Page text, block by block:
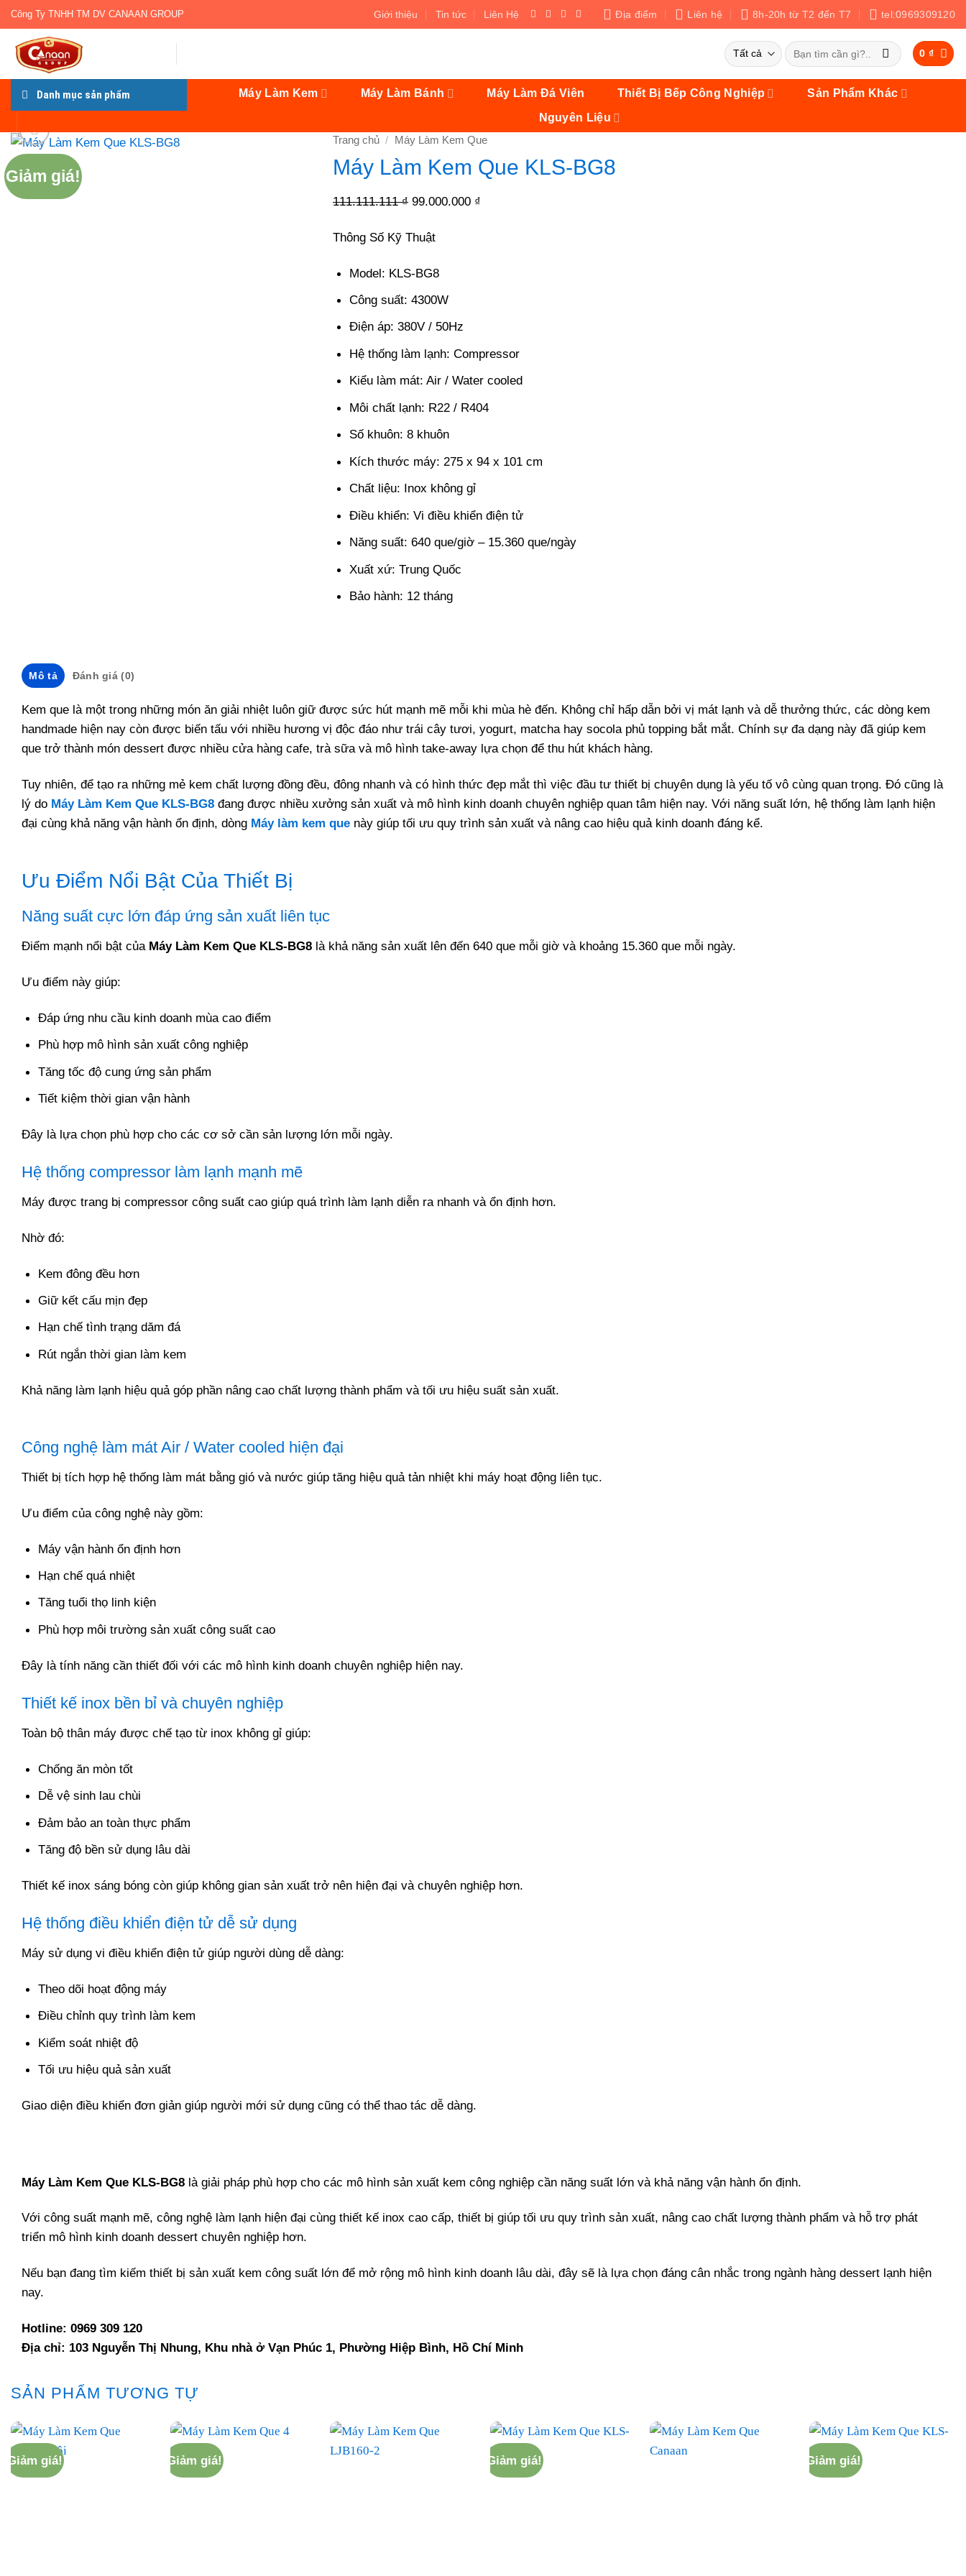
Bỏ
qua
dung
Công Ty TNHH TM DV CANAAN GROUP Giới thiệu Tin tức Liên Hệ Địa điểm Liên hệ 8h-20h từ T2 đến T7 tel:0969309120
Tìm
kiếm:
0₫
Danh mục sản phẩm Máy Làm Kem Máy Làm Bánh Máy Làm Đá Viên Thiết Bị Bếp Công Nghiệp
Sản Phẩm Khác
Nguyên Liệu
Giảm giá!
Trang chủ / Máy Làm Kem Que
Máy Làm Kem Que KLS-BG8
111.111.111₫ Giá
là:
99.000.000 ₫
Thông Số Kỹ Thuật
Model: KLS-BG8
Công suất: 4300W
Điện áp: 380V / 50Hz
Hệ thống làm lạnh: Compressor
Kiểu làm mát: Air / Water cooled
Môi chất lạnh: R22 / R404
Số khuôn: 8 khuôn
Kích thước máy: 275 x 94 x 101 cm
Chất liệu: Inox không gỉ
Điều khiển: Vi điều khiển điện tử
Năng suất: 640 que/giờ – 15.360 que/ngày
Xuất xứ: Trung Quốc
Bảo hành: 12 tháng
Mô tả Đánh giá (0)
Kem que là một trong những món ăn giải nhiệt luôn giữ được sức hút mạnh mẽ mỗi khi mùa hè đến. Không chỉ hấp dẫn bởi vị mát lạnh và dễ thưởng thức, các dòng kem
handmade hiện nay còn được biến tấu với nhiều hương vị độc đáo như trái cây tươi, yogurt, matcha hay socola phủ topping bắt mắt. Chính sự đa dạng này đã giúp kem
que trở thành món dessert được nhiều cửa hàng cafe, trà sữa và mô hình take-away lựa chọn để thu hút khách hàng.
Tuy nhiên, để tạo ra những mẻ kem chất lượng đồng đều, đông nhanh và có hình thức đẹp mắt thì việc đầu tư thiết bị chuyên dụng là yếu tố vô cùng quan trọng. Đó cũng là
lý do Máy Làm Kem Que KLS-BG8 đang được nhiều xưởng sản xuất và mô hình kinh doanh chuyên nghiệp quan tâm hiện nay. Với năng suất lớn, hệ thống làm lạnh hiện
đại cùng khả năng vận hành ổn định, dòng Máy làm kem que này giúp tối ưu quy trình sản xuất và nâng cao hiệu quả kinh doanh đáng kể.
Ưu Điểm Nổi Bật Của Thiết Bị
Năng suất cực lớn đáp ứng sản xuất liên tục
Điểm mạnh nổi bật của Máy Làm Kem Que KLS-BG8 là khả năng sản xuất lên đến 640 que mỗi giờ và khoảng 15.360 que mỗi ngày.
Ưu điểm này giúp:
Đáp ứng nhu cầu kinh doanh mùa cao điểm
Phù hợp mô hình sản xuất công nghiệp
Tăng tốc độ cung ứng sản phẩm
Tiết kiệm thời gian vận hành
Đây là lựa chọn phù hợp cho các cơ sở cần sản lượng lớn mỗi ngày.
Hệ thống compressor làm lạnh mạnh mẽ
Máy được trang bị compressor công suất cao giúp quá trình làm lạnh diễn ra nhanh và ổn định hơn.
Nhờ đó:
Kem đông đều hơn
Giữ kết cấu mịn đẹp
Hạn chế tình trạng dăm đá
Rút ngắn thời gian làm kem
Khả năng làm lạnh hiệu quả góp phần nâng cao chất lượng thành phẩm và tối ưu hiệu suất sản xuất.
Công nghệ làm mát Air / Water cooled hiện đại
Thiết bị tích hợp hệ thống làm mát bằng gió và nước giúp tăng hiệu quả tản nhiệt khi máy hoạt động liên tục.
Ưu điểm của công nghệ này gồm:
Máy vận hành ổn định hơn
Hạn chế quá nhiệt
Tăng tuổi thọ linh kiện
Phù hợp môi trường sản xuất công suất cao
Đây là tính năng cần thiết đối với các mô hình kinh doanh chuyên nghiệp hiện nay.
Thiết kế inox bền bỉ và chuyên nghiệp
Toàn bộ thân máy được chế tạo từ inox không gỉ giúp:
Chống ăn mòn tốt
Dễ vệ sinh lau chùi
Đảm bảo an toàn thực phẩm
Tăng độ bền sử dụng lâu dài
Thiết kế inox sáng bóng còn giúp không gian sản xuất trở nên hiện đại và chuyên nghiệp hơn.
Hệ thống điều khiển điện tử dễ sử dụng
Máy sử dụng vi điều khiển điện tử giúp người dùng dễ dàng:
Theo dõi hoạt động máy
Điều chỉnh quy trình làm kem
Kiểm soát nhiệt độ
Tối ưu hiệu quả sản xuất
Giao diện điều khiển đơn giản giúp người mới sử dụng cũng có thể thao tác dễ dàng.
Máy Làm Kem Que KLS-BG8 là giải pháp phù hợp cho các mô hình sản xuất kem công nghiệp cần năng suất lớn và khả năng vận hành ổn định.
Với công suất mạnh mẽ, công nghệ làm lạnh hiện đại cùng thiết kế inox cao cấp, thiết bị giúp tối ưu quy trình sản xuất, nâng cao chất lượng thành phẩm và hỗ trợ phát
triển mô hình kinh doanh dessert chuyên nghiệp hơn.
Nếu bạn đang tìm kiếm thiết bị sản xuất kem công suất lớn để mở rộng mô hình kinh doanh lâu dài, đây sẽ là lựa chọn đáng cân nhắc trong ngành hàng dessert lạnh hiện
nay.
Hotline: 0969 309 120
Địa chỉ: 103 Nguyễn Thị Nhung, Khu nhà ở Vạn Phúc 1, Phường Hiệp Bình, Hồ Chí Minh
SẢN PHẨM TƯƠNG TỰ
Giảm giá! Giảm giá! Giảm giá! Giảm giá!